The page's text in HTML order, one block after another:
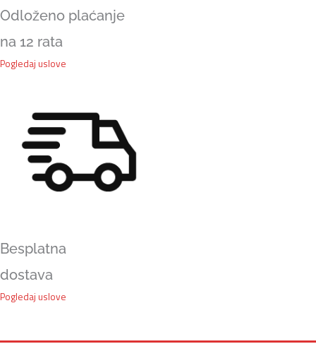
Odloženo plaćanje
na 12 rata
Pogledaj uslove
Besplatna
dostava
Pogledaj uslove